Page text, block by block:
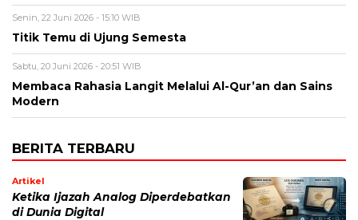
Senin, 22 Juni 2026 - 15:10 WIB
Titik Temu di Ujung Semesta
Sabtu, 20 Juni 2026 - 20:51 WIB
Membaca Rahasia Langit Melalui Al-Qur’an dan Sains
Modern
BERITA TERBARU
Artikel
Ketika Ijazah Analog Diperdebatkan
di Dunia Digital